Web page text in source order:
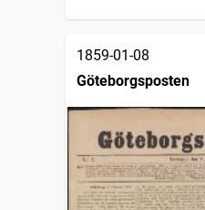
1859-01-08
Göteborgsposten